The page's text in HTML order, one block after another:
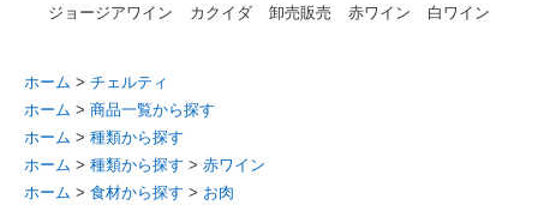
ジョージアワイン カクイダ 卸売販売 赤ワイン 白ワイン
ホーム > チェルティ
ホーム > 商品一覧から探す
ホーム > 種類から探す
ホーム > 種類から探す > 赤ワイン
ホーム > 食材から探す > お肉